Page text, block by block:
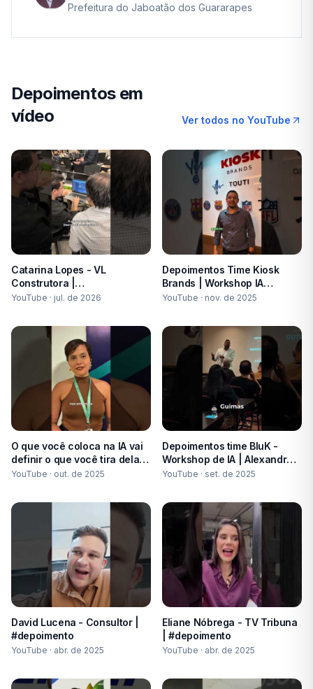
Prefeitura do Jaboatão dos Guararapes
Depoimentos em
vídeo
Ver todos no YouTube
Catarina Lopes - VL
Construtora |
#depoimentocliente
YouTube · jul. de 2026
Depoimentos Time Kiosk
Brands | Workshop IA
#iaparanegocios
YouTube · nov. de 2025
O que você coloca na IA vai
definir o que você tira dela! |
Alexandre Guimarães
YouTube · out. de 2025
Depoimentos time BluK -
Workshop de IA | Alexandre
Guimarães #ianapratica
YouTube · set. de 2025
David Lucena - Consultor |
#depoimento
YouTube · abr. de 2025
Eliane Nóbrega - TV Tribuna
| #depoimento
YouTube · abr. de 2025